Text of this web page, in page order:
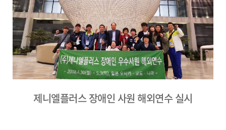
제니엘플러스 장애인 사원 해외연수 실시